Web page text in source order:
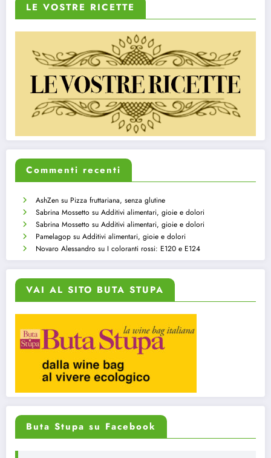
LE VOSTRE RICETTE
Commenti recenti
AshZen su Pizza fruttariana, senza glutine
Sabrina Mossetto su Additivi alimentari, gioie e dolori
Sabrina Mossetto su Additivi alimentari, gioie e dolori
Pamelagop su Additivi alimentari, gioie e dolori
Novaro Alessandro su I coloranti rossi: E120 e E124
VAI AL SITO BUTA STUPA
Buta Stupa su Facebook